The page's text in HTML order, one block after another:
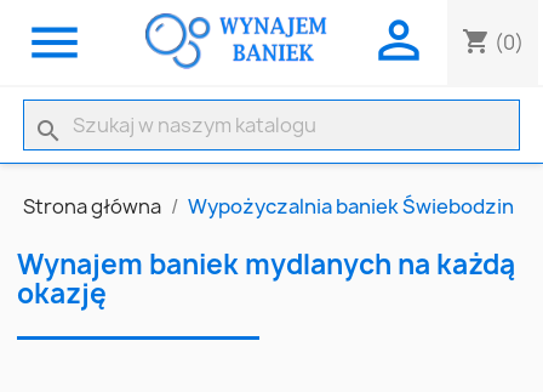
 shopping_cart (0)

search
Strona główna Wypożyczalnia baniek Świebodzin
Wynajem baniek mydlanych na każdą
okazję